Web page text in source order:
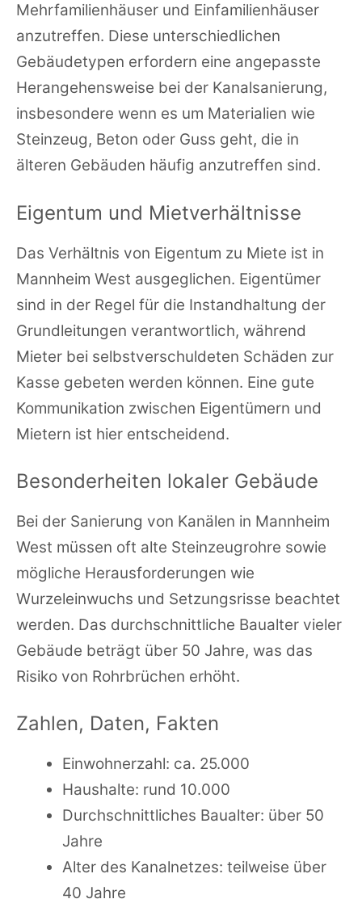
Mehrfamilienhäuser und Einfamilienhäuser
anzutreffen. Diese unterschiedlichen
Gebäudetypen erfordern eine angepasste
Herangehensweise bei der Kanalsanierung,
insbesondere wenn es um Materialien wie
Steinzeug, Beton oder Guss geht, die in
älteren Gebäuden häufig anzutreffen sind.
Eigentum und Mietverhältnisse
Das Verhältnis von Eigentum zu Miete ist in
Mannheim West ausgeglichen. Eigentümer
sind in der Regel für die Instandhaltung der
Grundleitungen verantwortlich, während
Mieter bei selbstverschuldeten Schäden zur
Kasse gebeten werden können. Eine gute
Kommunikation zwischen Eigentümern und
Mietern ist hier entscheidend.
Besonderheiten lokaler Gebäude
Bei der Sanierung von Kanälen in Mannheim
West müssen oft alte Steinzeugrohre sowie
mögliche Herausforderungen wie
Wurzeleinwuchs und Setzungsrisse beachtet
werden. Das durchschnittliche Baualter vieler
Gebäude beträgt über 50 Jahre, was das
Risiko von Rohrbrüchen erhöht.
Zahlen, Daten, Fakten
Einwohnerzahl: ca. 25.000
Haushalte: rund 10.000
Durchschnittliches Baualter: über 50
Jahre
Alter des Kanalnetzes: teilweise über
40 Jahre